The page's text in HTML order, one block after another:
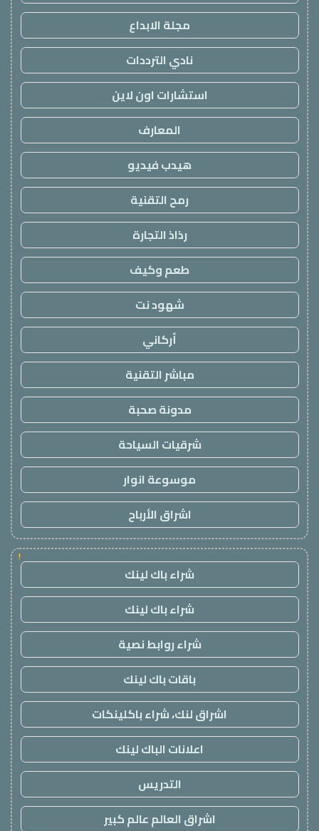
مجلة الابداع
نادي الترددات
استشارات اون لاين
المعارف
هيدب فيديو
رمح التقنية
رذاذ التجارة
طعم وكيف
شهود نت
أركاني
مباشر التقنية
مدونة صحبة
شرقيات السياحة
موسوعة انوار
اشراق الأرباح
!
شراء باك لينك
شراء باك لينك
شراء روابط نصية
باقات باك لينك
اشراق لنك، شراء باكلينكات
اعلانات الباك لينك
التدريس
اشراق العالم عالم كبير